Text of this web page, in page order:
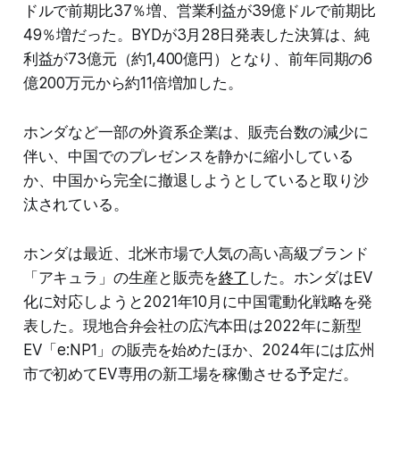
ドルで前期比37％増、営業利益が39億ドルで前期比
49％増だった。BYDが3月28日発表した決算は、純
利益が73億元（約1,400億円）となり、前年同期の6
億200万元から約11倍増加した。
ホンダなど一部の外資系企業は、販売台数の減少に
伴い、中国でのプレゼンスを静かに縮小している
か、中国から完全に撤退しようとしていると取り沙
汰されている。
ホンダは最近、北米市場で人気の高い高級ブランド
「アキュラ」の生産と販売を終了 した。ホンダはEV
化に対応しようと2021年10月に中国電動化戦略を発
表した。現地合弁会社の広汽本田は2022年に新型
EV「e:NP1」の販売を始めたほか、2024年には広州
市で初めてEV専用の新工場を稼働させる予定だ。